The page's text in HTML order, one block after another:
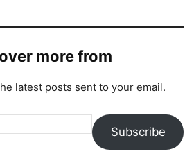
more from
latest posts sent to your email.
Subscribe